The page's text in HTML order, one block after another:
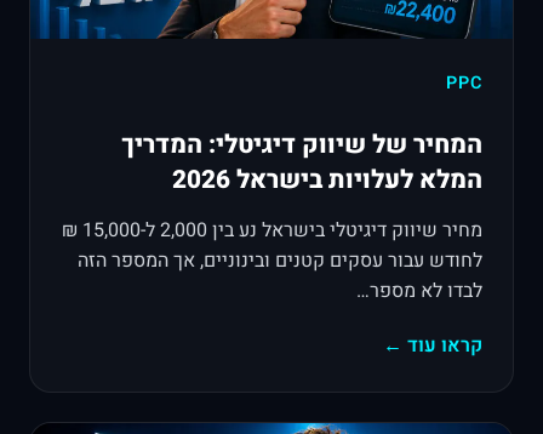
PPC
המחיר של שיווק דיגיטלי: המדריך
המלא לעלויות בישראל 2026
מחיר שיווק דיגיטלי בישראל נע בין 2,000 ל-15,000 ₪
לחודש עבור עסקים קטנים ובינוניים, אך המספר הזה
לבדו לא מספר…
קראו עוד ←